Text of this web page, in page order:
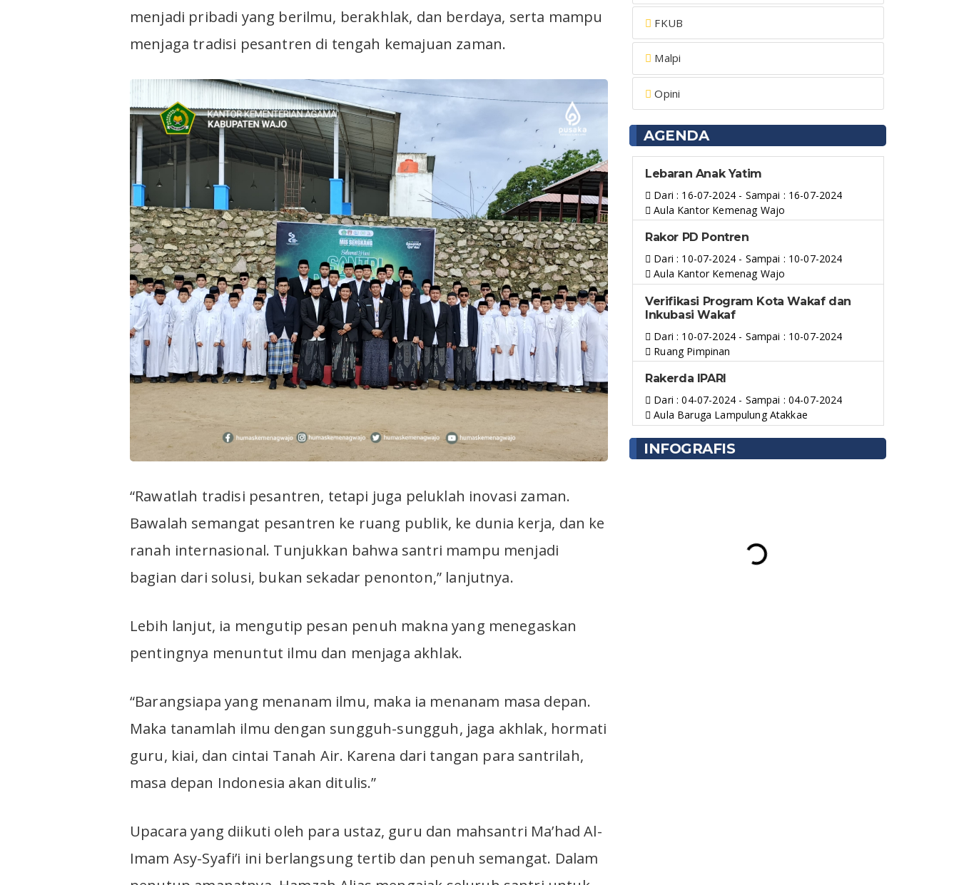
menjadi pribadi yang berilmu, berakhlak, dan berdaya, serta mampu
menjaga tradisi pesantren di tengah kemajuan zaman.
“Rawatlah tradisi pesantren, tetapi juga peluklah inovasi zaman.
Bawalah semangat pesantren ke ruang publik, ke dunia kerja, dan ke
ranah internasional. Tunjukkan bahwa santri mampu menjadi
bagian dari solusi, bukan sekadar penonton,” lanjutnya.
Lebih lanjut, ia mengutip pesan penuh makna yang menegaskan
pentingnya menuntut ilmu dan menjaga akhlak.
“Barangsiapa yang menanam ilmu, maka ia menanam masa depan.
Maka tanamlah ilmu dengan sungguh-sungguh, jaga akhlak, hormati
guru, kiai, dan cintai Tanah Air. Karena dari tangan para santrilah,
masa depan Indonesia akan ditulis.”
Upacara yang diikuti oleh para ustaz, guru dan mahsantri Ma’had Al-
Imam Asy-Syafi’i ini berlangsung tertib dan penuh semangat. Dalam
FKUB
Malpi
Opini
AGENDA
Lebaran Anak Yatim
Dari : 16-07-2024 - Sampai : 16-07-2024
Aula Kantor Kemenag Wajo
Rakor PD Pontren
Dari : 10-07-2024 - Sampai : 10-07-2024
Aula Kantor Kemenag Wajo
Verifikasi Program Kota Wakaf dan
Inkubasi Wakaf
Dari : 10-07-2024 - Sampai : 10-07-2024
Ruang Pimpinan
Rakerda IPARI
Dari : 04-07-2024 - Sampai : 04-07-2024
Aula Baruga Lampulung Atakkae
INFOGRAFIS